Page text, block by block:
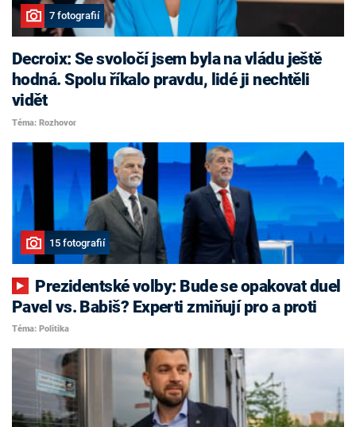
7 fotografií
Decroix: Se svoločí jsem byla na vládu ještě
hodná. Spolu říkalo pravdu, lidé ji nechtěli
vidět
Téma: Rozhovor
15 fotografií
Pavel vs. Babiš? Experti zmiňují pro a proti
Téma: Politika